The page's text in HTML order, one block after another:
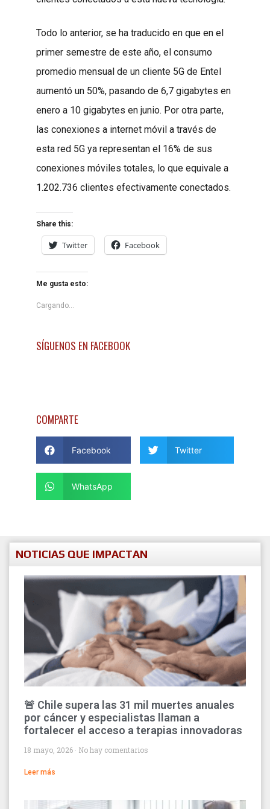
Todo lo anterior, se ha traducido en que en el
primer semestre de este año, el consumo
promedio mensual de un cliente 5G de Entel
aumentó un 50%, pasando de 6,7 gigabytes en
enero a 10 gigabytes en junio. Por otra parte,
las conexiones a internet móvil a través de
esta red 5G ya representan el 16% de sus
conexiones móviles totales, lo que equivale a
1.202.736 clientes efectivamente conectados.
Share this:
Twitter Facebook
Me gusta esto:
Cargando...
SÍGUENOS EN FACEBOOK
COMPARTE
Facebook Twitter
WhatsApp
NOTICIAS QUE IMPACTAN
🚨 Chile supera las 31 mil muertes anuales
por cáncer y especialistas llaman a
fortalecer el acceso a terapias innovadoras
18 mayo, 2026 No hay comentarios
Leer más